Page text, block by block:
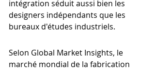
intégration séduit aussi bien les
designers indépendants que les
bureaux d'études industriels.
Selon Global Market Insights, le
marché mondial de la fabrication